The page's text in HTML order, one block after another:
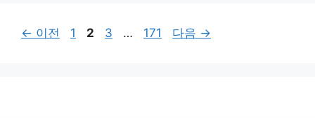
← 이전
페
1
페
2
페
3 …
페
171 다음 →